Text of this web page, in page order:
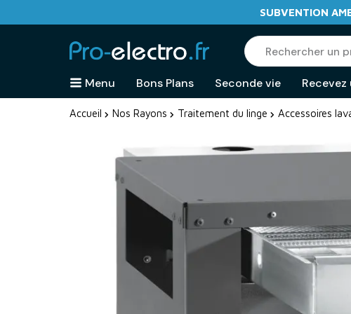
SUBVENTION
Menu Bons Plans Seconde vie Recevez
Accueil Nos Rayons Traitement du linge Accessoires